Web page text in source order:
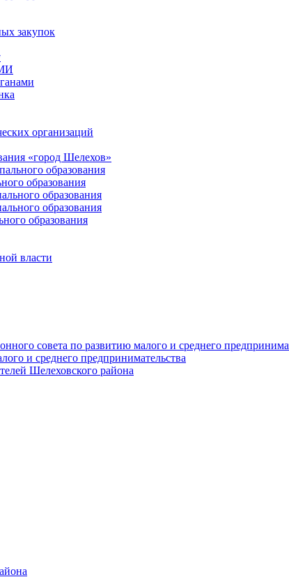
закупок
организаций
«город Шелехов»
образования
образования
образования
образования
образования
власти
совета по развитию малого и среднего
и среднего предпринимательства
Шелеховского района